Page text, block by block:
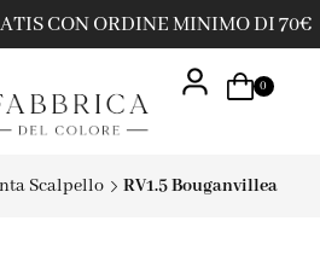
CON ORDINE MINIMO DI 70€
0
Scalpello RV1.5 Bouganvillea